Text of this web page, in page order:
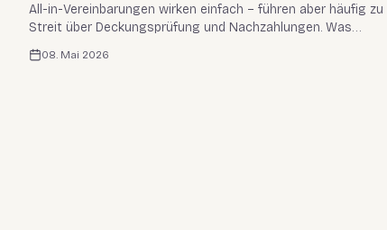
All-in-Vereinbarungen wirken einfach – führen aber häufig zu
Streit über Deckungsprüfung und Nachzahlungen. Was
Arbeitgeber rechtssicher gestalten und Arbeitnehmer:innen
prüfen sollten.
08. Mai 2026